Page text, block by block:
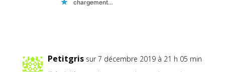
chargement…
Petitgris sur 7 décembre 2019 à 21 h 05 min